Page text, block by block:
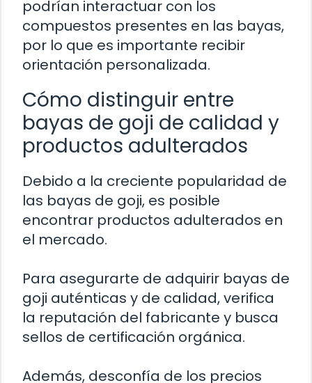
podrían interactuar con los
compuestos presentes en las bayas,
por lo que es importante recibir
orientación personalizada.
Cómo distinguir entre
bayas de goji de calidad y
productos adulterados
Debido a la creciente popularidad de
las bayas de goji, es posible
encontrar productos adulterados en
el mercado.
Para asegurarte de adquirir bayas de
goji auténticas y de calidad, verifica
la reputación del fabricante y busca
sellos de certificación orgánica.
Además, desconfía de los precios